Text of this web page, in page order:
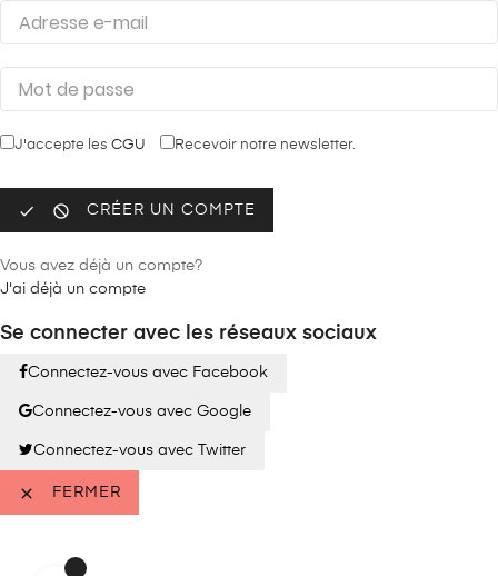
J'accepte les CGU Recevoir notre newsletter.
  CRÉER UN COMPTE
Vous avez déjà un compte?
J'ai déjà un compte
Se connecter avec les réseaux sociaux
Connectez-vous avec Facebook
Connectez-vous avec Google
Connectez-vous avec Twitter
 FERMER